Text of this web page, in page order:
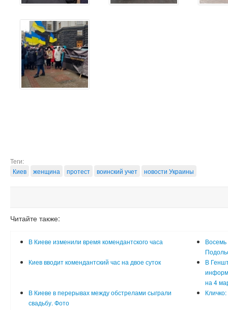
Теги:
Киев
женщина протест воинский учет новости Украины
Читайте также:
В Киеве изменили время комендантского часа
Восемь
Киев вводит комендантский час на двое суток
В
на 4
В Киеве в перерывах между обстрелами сыграли
свадьбу. Фото